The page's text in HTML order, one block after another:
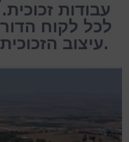
עבודות
לכל לקוח
עיצוב הזכוכית והכל בהתאמה אישית.